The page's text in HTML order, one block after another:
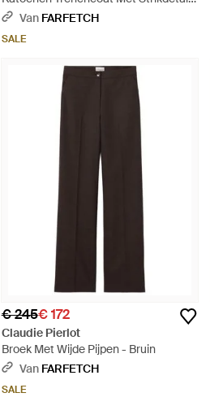
Naturel
Van FARFETCH
SALE
€ 245€ 172
Claudie Pierlot
Broek Met Wijde Pijpen - Bruin
Van FARFETCH
SALE